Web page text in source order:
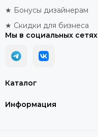
Каталог
Информация
★ Бонусы дизайнерам
★ Скидки для бизнеса
Мы в социальных сетях